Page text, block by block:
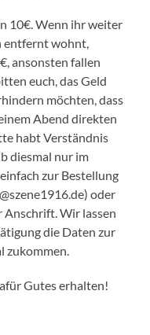
10€. Wenn ihr weiter
entfernt wohnt,
ansonsten fallen
euch, das Geld
möchten, dass
Abend direkten
habt Verständnis
diesmal nur im
zur Bestellung
oder
Anschrift. Wir lassen
die Daten zur
zukommen.
Gutes erhalten!